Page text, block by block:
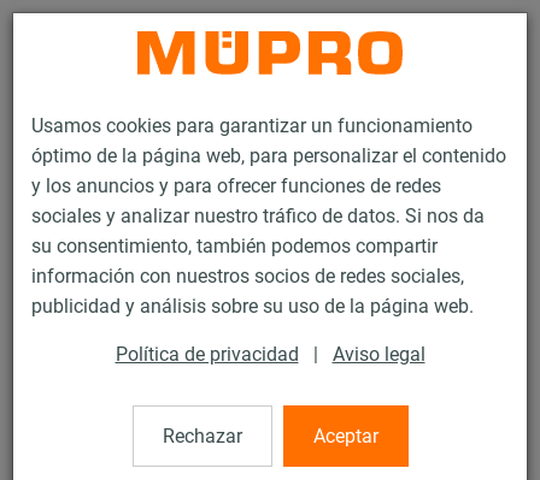
Usamos cookies para garantizar un funcionamiento
óptimo de la página web, para personalizar el contenido
y los anuncios y para ofrecer funciones de redes
sociales y analizar nuestro tráfico de datos. Si nos da
su consentimiento, también podemos compartir
información con nuestros socios de redes sociales,
publicidad y análisis sobre su uso de la página web.
Política de privacidad | Aviso legal
Rechazar Aceptar
Productos Tecnología de soportación
Fijación de ventilación
Productos de acero inoxidable para la fijación de ventilación
Escuadras para conductos
50 / 54
Escuadras para conductos